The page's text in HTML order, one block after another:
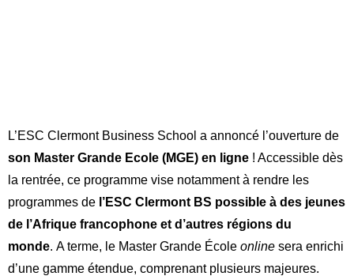
L’ESC Clermont Business School a annoncé l’ouverture de
son Master Grande Ecole (MGE) en ligne ! Accessible dès
la rentrée, ce programme vise notamment à rendre les
programmes de l’ESC Clermont BS possible à des jeunes
de l’Afrique francophone et d’autres régions du
monde. A terme, le Master Grande École online sera enrichi
d’une gamme étendue, comprenant plusieurs majeures.